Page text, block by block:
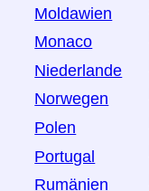
Moldawien
Monaco
Niederlande
Norwegen
Polen
Portugal
Rumänien